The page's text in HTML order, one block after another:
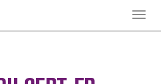
Toggle